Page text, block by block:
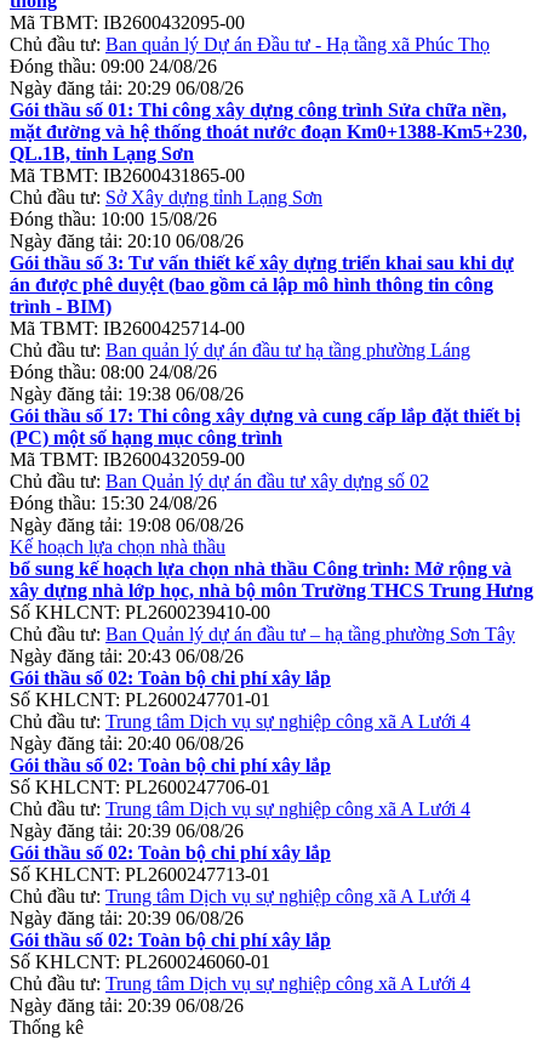
Mã TBMT: IB2600432095-00
Chủ đầu tư: Ban quản lý Dự án Đầu tư - Hạ tầng xã Phúc Thọ
Đóng thầu: 09:00 24/08/26
Ngày đăng tải: 20:29 06/08/26
Gói thầu số 01: Thi công xây dựng công trình Sửa chữa nền,
mặt đường và hệ thống thoát nước đoạn Km0+1388-Km5+230,
QL.1B, tỉnh Lạng Sơn
Mã TBMT: IB2600431865-00
Chủ đầu tư: Sở Xây dựng tỉnh Lạng Sơn
Đóng thầu: 10:00 15/08/26
Ngày đăng tải: 20:10 06/08/26
Gói thầu số 3: Tư vấn thiết kế xây dựng triển khai sau khi dự
án được phê duyệt (bao gồm cả lập mô hình thông tin công
trình - BIM)
Mã TBMT: IB2600425714-00
Chủ đầu tư: Ban quản lý dự án đầu tư hạ tầng phường Láng
Đóng thầu: 08:00 24/08/26
Ngày đăng tải: 19:38 06/08/26
Gói thầu số 17: Thi công xây dựng và cung cấp lắp đặt thiết bị
(PC) một số hạng mục công trình
Mã TBMT: IB2600432059-00
Chủ đầu tư: Ban Quản lý dự án đầu tư xây dựng số 02
Đóng thầu: 15:30 24/08/26
Ngày đăng tải: 19:08 06/08/26
Kế hoạch lựa chọn nhà thầu
bổ sung kế hoạch lựa chọn nhà thầu Công trình: Mở rộng và
xây dựng nhà lớp học, nhà bộ môn Trường THCS Trung Hưng
Số KHLCNT: PL2600239410-00
Chủ đầu tư: Ban Quản lý dự án đầu tư – hạ tầng phường Sơn Tây
Ngày đăng tải: 20:43 06/08/26
Gói thầu số 02: Toàn bộ chi phí xây lắp
Số KHLCNT: PL2600247701-01
Chủ đầu tư: Trung tâm Dịch vụ sự nghiệp công xã A Lưới 4
Ngày đăng tải: 20:40 06/08/26
Gói thầu số 02: Toàn bộ chi phí xây lắp
Số KHLCNT: PL2600247706-01
Chủ đầu tư: Trung tâm Dịch vụ sự nghiệp công xã A Lưới 4
Ngày đăng tải: 20:39 06/08/26
Gói thầu số 02: Toàn bộ chi phí xây lắp
Số KHLCNT: PL2600247713-01
Chủ đầu tư: Trung tâm Dịch vụ sự nghiệp công xã A Lưới 4
Ngày đăng tải: 20:39 06/08/26
Gói thầu số 02: Toàn bộ chi phí xây lắp
Số KHLCNT: PL2600246060-01
Chủ đầu tư: Trung tâm Dịch vụ sự nghiệp công xã A Lưới 4
Ngày đăng tải: 20:39 06/08/26
Thống kê